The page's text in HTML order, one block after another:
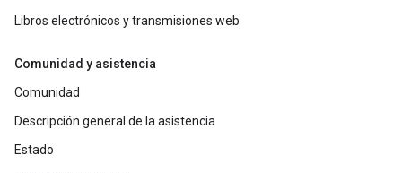
Libros electrónicos y transmisiones web
Comunidad y asistencia
Comunidad
Descripción general de la asistencia
Estado